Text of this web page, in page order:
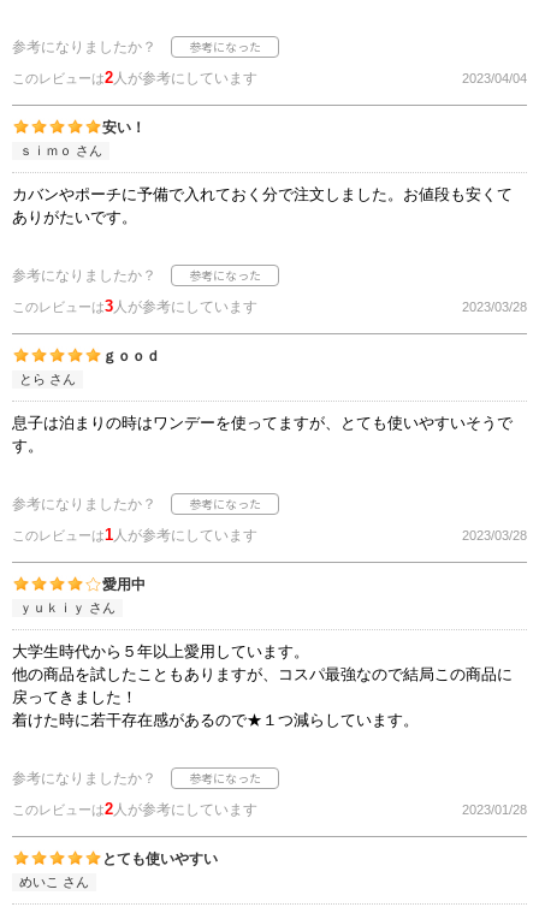
参考になりましたか？
このレビューは2人が参考にしています 2023/04/04
安い！
ｓｉｍｏ さん
カバンやポーチに予備で入れておく分で注文しました。お値段も安くて
ありがたいです。
参考になりましたか？
このレビューは3人が参考にしています 2023/03/28
ｇｏｏｄ
とら さん
息子は泊まりの時はワンデーを使ってますが、とても使いやすいそうで
す。
参考になりましたか？
このレビューは1人が参考にしています 2023/03/28
愛用中
ｙｕｋｉｙ さん
大学生時代から５年以上愛用しています。
他の商品を試したこともありますが、コスパ最強なので結局この商品に
戻ってきました！
着けた時に若干存在感があるので★１つ減らしています。
参考になりましたか？
このレビューは2人が参考にしています 2023/01/28
とても使いやすい
めいこ さん